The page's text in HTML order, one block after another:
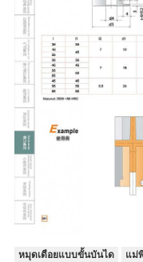
หมุดเดือยแบบขั้นบันได
แม่